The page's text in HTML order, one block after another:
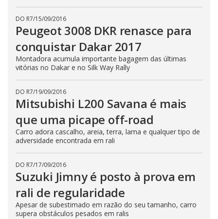
DO R7/15/09/2016
Peugeot 3008 DKR renasce para
conquistar Dakar 2017
Montadora acumula importante bagagem das últimas
vitórias no Dakar e no Silk Way Rally
DO R7/19/09/2016
Mitsubishi L200 Savana é mais
que uma picape off-road
Carro adora cascalho, areia, terra, lama e qualquer tipo de
adversidade encontrada em rali
DO R7/17/09/2016
Suzuki Jimny é posto à prova em
rali de regularidade
Apesar de subestimado em razão do seu tamanho, carro
supera obstáculos pesados em ralis